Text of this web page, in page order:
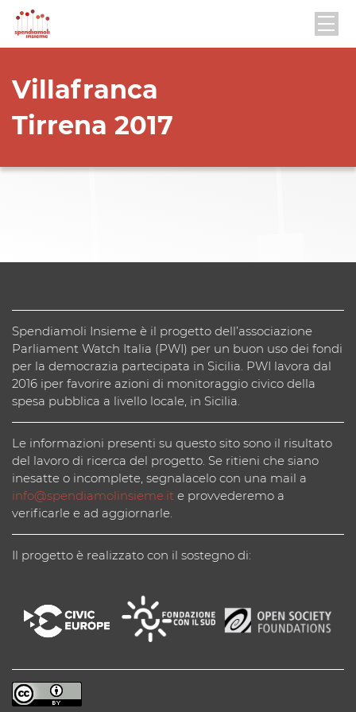
Villafranca
Tirrena 2017
Spendiamoli Insieme è il progetto dell’associazione
Parliament Watch Italia (PWI) per un buon uso dei fondi
per la democrazia partecipata in Sicilia. PWI lavora dal
2016 iper favorire azioni di monitoraggio civico della
spesa pubblica a livello locale, in Sicilia.
Le informazioni presenti su questo sito sono il risultato
del lavoro di ricerca del progetto. Se ritieni che siano
inesatte o incomplete, segnalacelo con una mail a
info@spendiamolinsieme.it e provvederemo a
verificarle e ad aggiornarle.
Il progetto è realizzato con il sostegno di: